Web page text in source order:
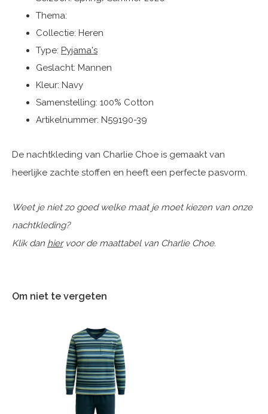
Thema:
Collectie: Heren
Type: Pyjama's
Geslacht: Mannen
Kleur: Navy
Samenstelling: 100% Cotton
Artikelnummer: N59190-39
De nachtkleding van Charlie Choe is gemaakt van
heerlijke zachte stoffen en heeft een perfecte pasvorm.
Weet je niet zo goed welke maat je moet kiezen van onze
nachtkleding?
Klik dan hiervoor de maattabel van Charlie Choe.
Om niet te vergeten